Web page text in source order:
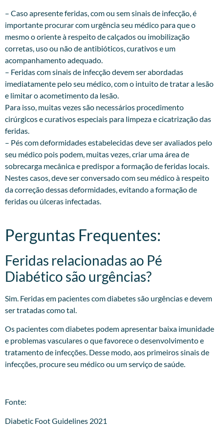
– Caso apresente feridas, com ou sem sinais de infecção, é
importante procurar com urgência seu médico para que o
mesmo o oriente à respeito de calçados ou imobilização
corretas, uso ou não de antibióticos, curativos e um
acompanhamento adequado.
– Feridas com sinais de infecção devem ser abordadas
imediatamente pelo seu médico, com o intuito de tratar a lesão
e limitar o acometimento da lesão.
Para isso, muitas vezes são necessários procedimento
cirúrgicos e curativos especiais para limpeza e cicatrização das
feridas.
– Pés com deformidades estabelecidas deve ser avaliados pelo
seu médico pois podem, muitas vezes, criar uma área de
sobrecarga mecânica e predispor a formação de feridas locais.
Nestes casos, deve ser conversado com seu médico à respeito
da correção dessas deformidades, evitando a formação de
feridas ou úlceras infectadas.
Perguntas Frequentes:
Feridas relacionadas ao Pé
Diabético são urgências?
Sim. Feridas em pacientes com diabetes são urgências e devem
ser tratadas como tal.
Os pacientes com diabetes podem apresentar baixa imunidade
e problemas vasculares o que favorece o desenvolvimento e
tratamento de infecções. Desse modo, aos primeiros sinais de
infecções, procure seu médico ou um serviço de saúde.
Fonte:
Diabetic Foot Guidelines 2021